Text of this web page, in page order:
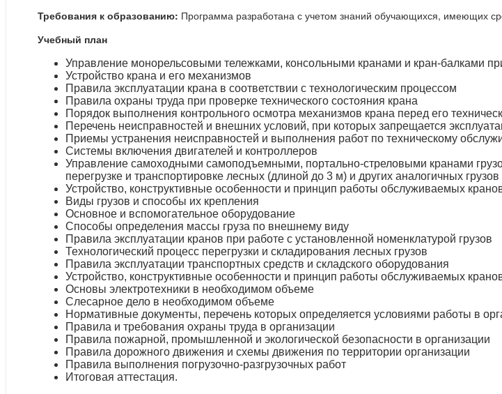
Требования к образованию: Программа разработана с учетом знаний обучающихся, имеющих
Учебный план
Управление монорельсовыми тележками, консольными кранами и кран-балками
Устройство крана и его механизмов
Правила эксплуатации крана в соответствии с технологическим процессом
Правила охраны труда при проверке технического состояния крана
Порядок выполнения контрольного осмотра механизмов крана перед его
Перечень неисправностей и внешних условий, при которых запрещается
Приемы устранения неисправностей и выполнения работ по техническому
Системы включения двигателей и контроллеров
Управление самоходными самоподъемными, портально-стреловыми кранами
перегрузке и транспортировке лесных (длиной до 3 м) и других аналогичных грузов
Устройство, конструктивные особенности и принцип работы обслуживаемых
Виды грузов и способы их крепления
Основное и вспомогательное оборудование
Способы определения массы груза по внешнему виду
Правила эксплуатации кранов при работе с установленной номенклатурой грузов
Технологический процесс перегрузки и складирования лесных грузов
Правила эксплуатации транспортных средств и складского оборудования
Устройство, конструктивные особенности и принцип работы обслуживаемых
Основы электротехники в необходимом объеме
Слесарное дело в необходимом объеме
Нормативные документы, перечень которых определяется условиями работы в
Правила и требования охраны труда в организации
Правила пожарной, промышленной и экологической безопасности в организации
Правила дорожного движения и схемы движения по территории организации
Правила выполнения погрузочно-разгрузочных работ
Итоговая аттестация.